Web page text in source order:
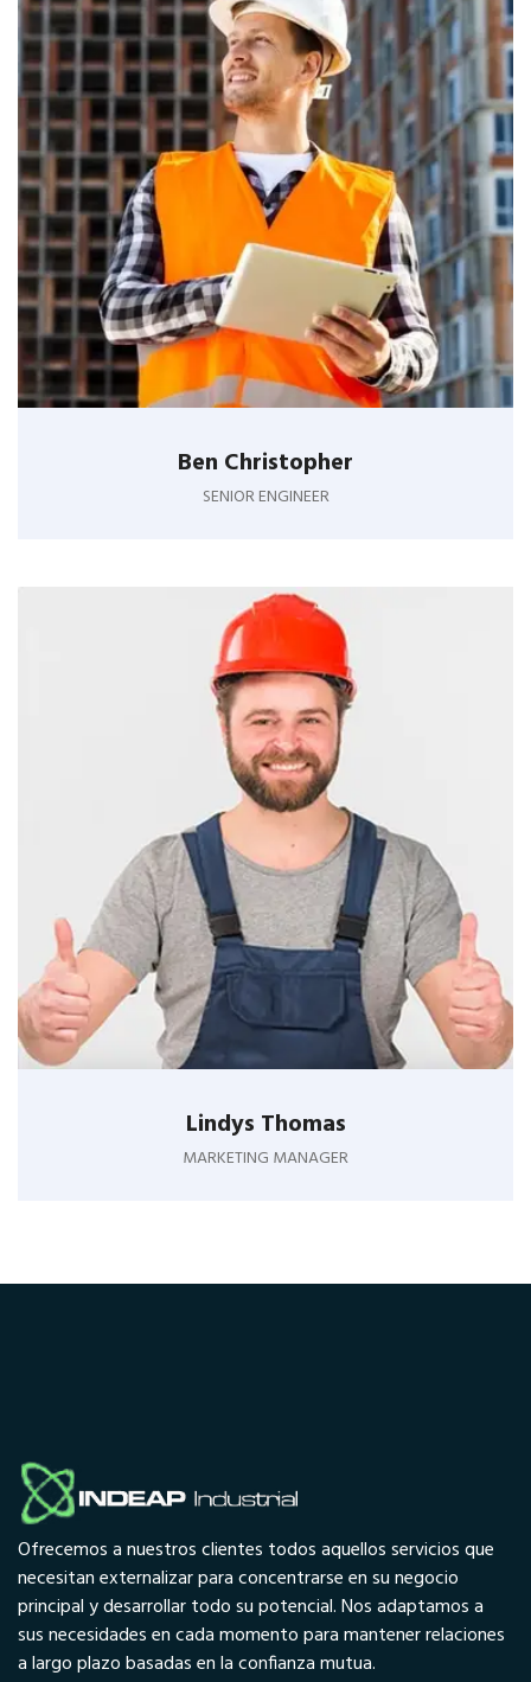
Ben Christopher
SENIOR ENGINEER
Lindys Thomas
MARKETING MANAGER
Ofrecemos a nuestros clientes todos aquellos servicios que
necesitan externalizar para concentrarse en su negocio
principal y desarrollar todo su potencial. Nos adaptamos a
sus necesidades en cada momento para mantener relaciones
a largo plazo basadas en la confianza mutua.